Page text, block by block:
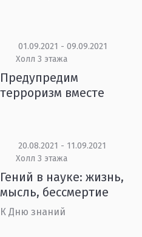
01.09.2021 - 09.09.2021
Холл 3 этажа
Предупредим
терроризм вместе
20.08.2021 - 11.09.2021
Холл 3 этажа
Гений в науке: жизнь,
мысль, бессмертие
К Дню знаний